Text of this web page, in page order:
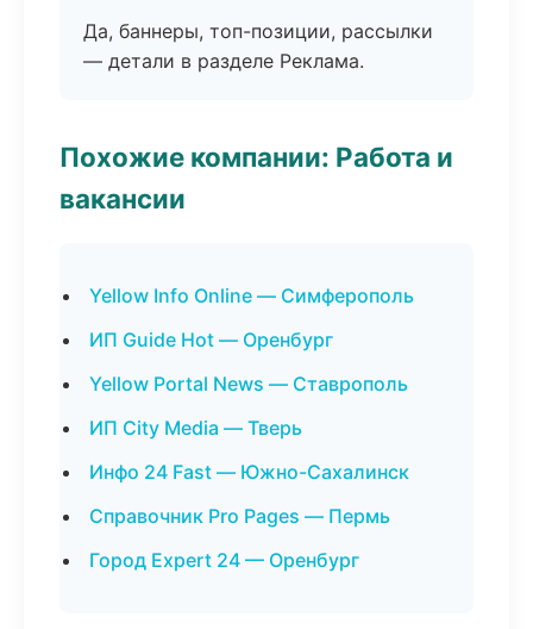
Да, баннеры, топ-позиции, рассылки
— детали в разделе Реклама.
Похожие компании: Работа и
вакансии
Yellow Info Online — Симферополь
ИП Guide Hot — Оренбург
Yellow Portal News — Ставрополь
ИП City Media — Тверь
Инфо 24 Fast — Южно-Сахалинск
Справочник Pro Pages — Пермь
Город Expert 24 — Оренбург